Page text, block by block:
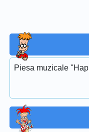
Piesa muzicale